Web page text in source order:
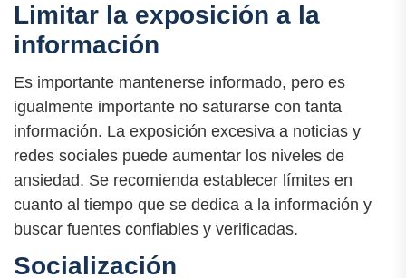
Limitar la exposición a la
información
Es importante mantenerse informado, pero es
igualmente importante no saturarse con tanta
información. La exposición excesiva a noticias y
redes sociales puede aumentar los niveles de
ansiedad. Se recomienda establecer límites en
cuanto al tiempo que se dedica a la información y
buscar fuentes confiables y verificadas.
Socialización